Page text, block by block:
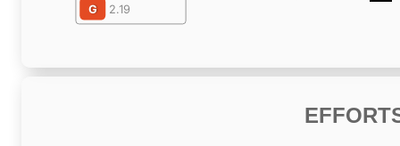
G
2.19